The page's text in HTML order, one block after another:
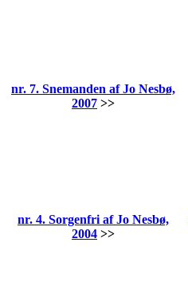
nr. 7. Snemanden af Jo Nesbø,
2007 >>
nr. 4. Sorgenfri af Jo Nesbø,
2004 >>